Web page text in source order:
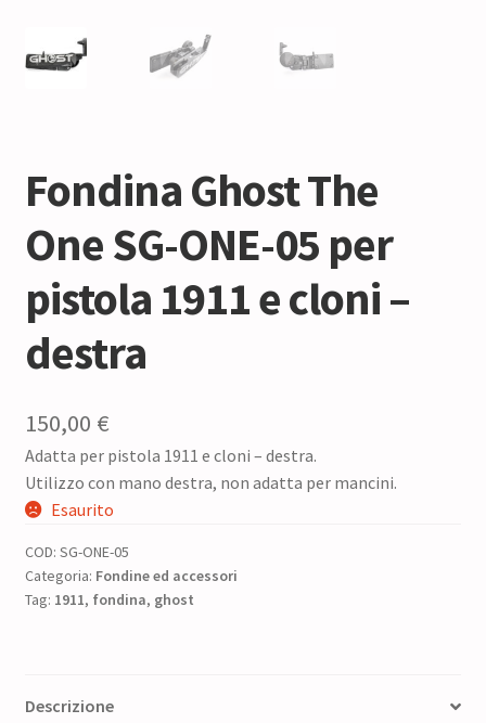
Fondina Ghost The
One SG-ONE-05 per
pistola 1911 e cloni –
destra
150,00 €
Adatta per pistola 1911 e cloni – destra.
Utilizzo con mano destra, non adatta per mancini.
Esaurito
COD: SG-ONE-05
Categoria: Fondine ed accessori
Tag: 1911, fondina, ghost
Descrizione